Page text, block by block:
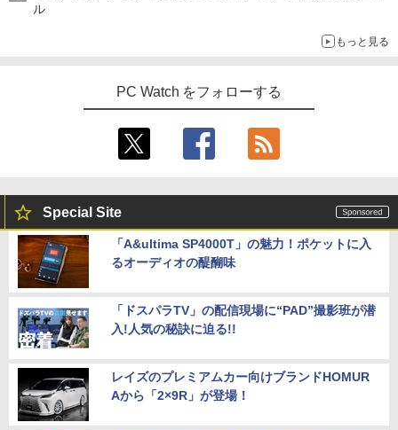
ル
もっと見る
PC Watch をフォローする
Special Site
「A&ultima SP4000T」の魅力！ポケットに入
るオーディオの醍醐味
「ドスパラTV」の配信現場に“PAD”撮影班が潜
入!人気の秘訣に迫る!!
レイズのプレミアムカー向けブランドHOMUR
Aから「2×9R」が登場！